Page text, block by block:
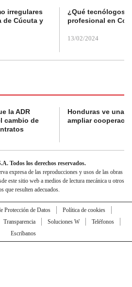
irregulares
de Cúcuta y
¿Qué tecnólogos
profesional en
13/02/2024
la ADR
cambio de
Honduras ve una
ampliar
Todos los derechos reservados.
expresa de las reproducciones y usos de las obras
este sitio web a medios de lectura mecánica u otros
que resulten adecuados.
Protección de Datos
Política de cookies
Transparencia Soluciones W
Teléfonos
Escríbanos